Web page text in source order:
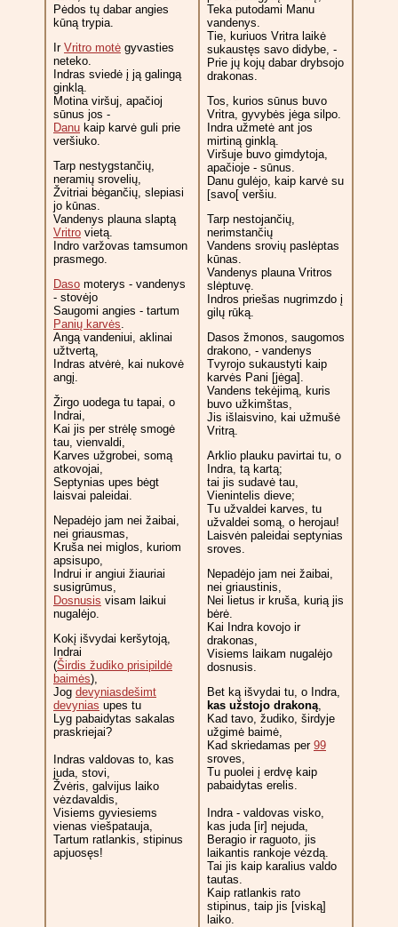
Pėdos tų dabar angies
kūną trypia.
Ir Vritro motė gyvasties
neteko.
Indras sviedė į ją galingą
ginklą.
Motina viršuj, apačioj
sūnus jos -
Danu kaip karvė guli prie
veršiuko.
Tarp nestygstančių,
neramių srovelių,
Žvitriai bėgančių, slepiasi
jo kūnas.
Vandenys plauna slaptą
Vritro vietą.
Indro varžovas tamsumon
prasmego.
Daso moterys - vandenys
- stovėjo
Saugomi angies - tartum
Panių karvės
Angą vandeniui, aklinai
užtvertą,
Indras atvėrė, kai nukovė
angį.
Žirgo uodega tu tapai, o
Indrai,
Kai jis per strėlę smogė
tau, vienvaldi,
Karves užgrobei, somą
atkovojai,
Septynias upes bėgt
laisvai paleidai.
Nepadėjo jam nei žaibai,
nei griausmas,
Kruša nei miglos, kuriom
apsisupo,
Indrui ir angiui žiauriai
susigrūmus,
Dosnusis visam laikui
nugalėjo.
Kokį išvydai keršytoją,
Indrai
(Širdis žudiko prisipildė
baimės),
Jog devyniasdešimt
devynias upes tu
Lyg pabaidytas sakalas
praskriejai?
Indras valdovas to, kas
juda, stovi,
Žvėris, galvijus laiko
vėzdavaldis,
Visiems gyviesiems
vienas viešpatauja,
Tartum ratlankis, stipinus
apjuosęs!
Teka putodami Manu
vandenys.
Tie, kuriuos Vritra laikė
sukaustęs savo didybe, -
Prie jų kojų dabar drybsojo
drakonas.
Tos, kurios sūnus buvo
Vritra, gyvybės jėga silpo.
Indra užmetė ant jos
mirtiną ginklą.
Viršuje buvo gimdytoja,
apačioje - sūnus.
Danu gulėjo, kaip karvė su
[savo[ veršiu.
Tarp nestojančių,
nerimstančių
Vandens srovių paslėptas
kūnas.
Vandenys plauna Vritros
slėptuvę.
Indros priešas nugrimzdo į
gilų rūką.
Dasos žmonos, saugomos
drakono, - vandenys
Tvyrojo sukaustyti kaip
karvės Pani [jėga].
Vandens tekėjimą, kuris
buvo užkimštas,
Jis išlaisvino, kai užmušė
Vritrą.
Arklio plauku pavirtai tu, o
Indra, tą kartą;
tai jis sudavė tau,
Vienintelis dieve;
Tu užvaldei karves, tu
užvaldei somą, o herojau!
Laisvėn paleidai septynias
sroves.
Nepadėjo jam nei žaibai,
nei griaustinis,
Nei lietus ir kruša, kurią jis
bėrė.
Kai Indra kovojo ir
drakonas,
Visiems laikam nugalėjo
dosnusis.
Bet ką išvydai tu, o Indra,
kas užstojo drakoną
Kad tavo, žudiko, širdyje
užgimė baimė,
Kad skriedamas per 99
sroves,
Tu puolei į erdvę kaip
pabaidytas erelis.
Indra - valdovas visko,
kas juda [ir] nejuda,
Beragio ir raguoto, jis
laikantis rankoje vėzdą.
Tai jis kaip karalius valdo
tautas.
Kaip ratlankis rato
stipinus, taip jis [viską]
laiko.